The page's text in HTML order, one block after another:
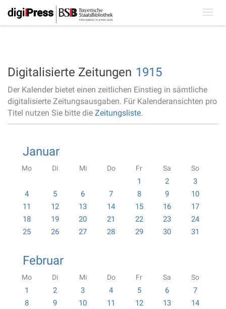
Digitalisierte Zeitungen 1915
Der Kalender bietet einen zeitlichen Einstieg in sämtliche
digitalisierte Zeitungsausgaben. Für Kalenderansichten pro
Titel nutzen Sie bitte die Zeitungsliste.
Januar
Mo Di Mi Do Fr Sa So
1 2
3
4
5 6 7 8 9
10
11
12 13 14 15 16
17
18
19 20 21 22 23
24
25
26 27 28 29 30 31
Februar
Mo Di Mi Do Fr Sa So
1 2 3 4 5 6
7
8
9 10 11 12 13
14